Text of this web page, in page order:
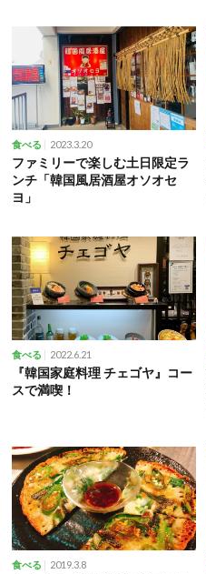
食べる 2023.3.20
ファミリーで楽しむ土日限定ラ
ンチ「韓国風居酒屋オソオセ
ヨ」
食べる 2022.6.21
『韓国家庭料理 チェゴヤ』コー
スで満喫！
食べる 2019.3.8